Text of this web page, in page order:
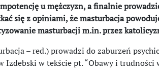
u mężczyzn, a finalnie
się z opiniami, że masturbacja
masturbacji m.in. przez
– red.) prowadzi do zaburzeń
Izdebski w tekście pt. “Obawy i trudności